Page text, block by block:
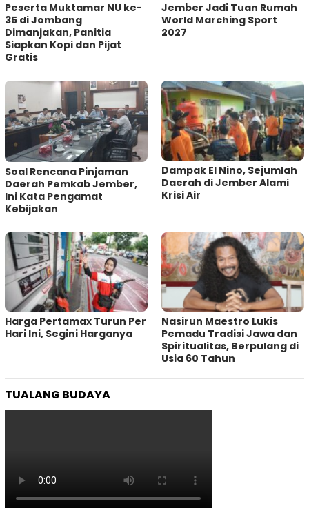
Peserta Muktamar NU ke-
35 di Jombang
Dimanjakan, Panitia
Siapkan Kopi dan Pijat
Gratis
Jember Jadi Tuan Rumah
World Marching Sport
2027
‎Soal Rencana Pinjaman
Daerah Pemkab Jember,
Ini Kata Pengamat
Kebijakan ‎
Dampak El Nino, Sejumlah
Daerah di Jember Alami
Krisi Air
Harga Pertamax Turun Per
Hari Ini, Segini Harganya
‎Nasirun Maestro Lukis
Pemadu Tradisi Jawa dan
Spiritualitas, Berpulang di
Usia 60 Tahun
TUALANG BUDAYA